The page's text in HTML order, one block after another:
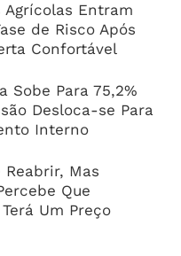
Agrícolas Entram
de Risco Após
Confortável
Sobe Para 75,2%
Desloca-se Para
Interno
Reabrir, Mas
Que
Um Preço